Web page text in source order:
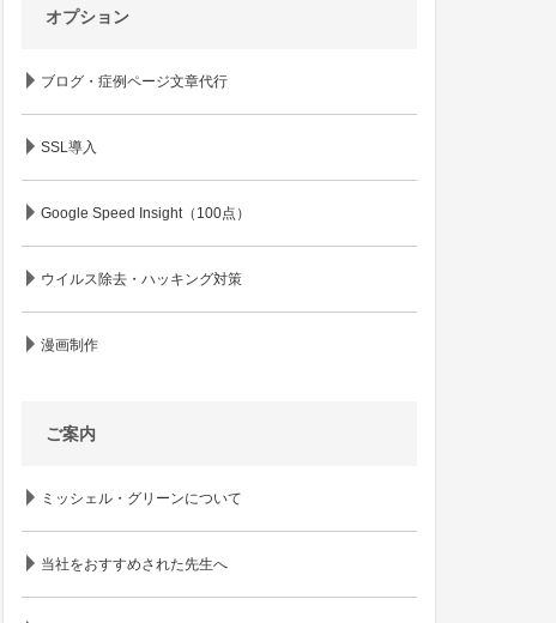
オプション
ブログ・症例ページ文章代行
SSL導入
Google Speed Insight（100点）
ウイルス除去・ハッキング対策
漫画制作
ご案内
ミッシェル・グリーンについて
当社をおすすめされた先生へ